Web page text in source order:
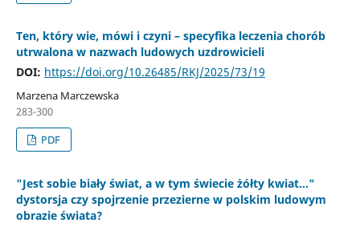
Ten, który wie, mówi i czyni – specyfika leczenia chorób
utrwalona w nazwach ludowych uzdrowicieli
DOI: https://doi.org/10.26485/RKJ/2025/73/19
Marzena Marczewska
283-300
PDF
"Jest sobie biały świat, a w tym świecie żółty kwiat…"
dystorsja czy spojrzenie przezierne w polskim ludowym
obrazie świata?